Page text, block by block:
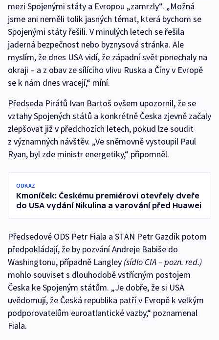
mezi Spojenými státy a Evropou „zamrzly“. „Možná
jsme ani neměli tolik jasných témat, která bychom se
Spojenými státy řešili. V minulých letech se řešila
jaderná bezpečnost nebo byznysová stránka. Ale
myslím, že dnes USA vidí, že západní svět ponechaly na
okraji – a z obav ze sílícího vlivu Ruska a Číny v Evropě
se k nám dnes vracejí,“ míní.
Předseda Pirátů Ivan Bartoš ovšem upozornil, že se
vztahy Spojených států a konkrétně Česka zjevně začaly
zlepšovat již v předchozích letech, pokud lze soudit
z významných návštěv. „Ve sněmovně vystoupil Paul
Ryan, byl zde ministr energetiky,“ připomněl.
ODKAZ
Kmoníček: Českému premiérovi otevřely dveře
do USA vydání Nikulina a varování před Huawei
Předsedové ODS Petr Fiala a STAN Petr Gazdík potom
předpokládají, že by pozvání Andreje Babiše do
Washingtonu, případně Langley (sídlo CIA – pozn. red.)
mohlo souviset s dlouhodobě vstřícným postojem
Česka ke Spojeným státům. „Je dobře, že si USA
uvědomují, že Česká republika patří v Evropě k velkým
podporovatelům euroatlantické vazby,“ poznamenal
Fiala.